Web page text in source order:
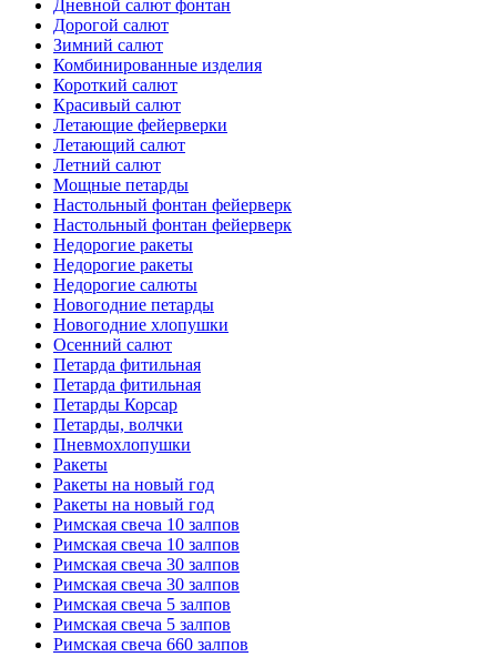
Дневной салют фонтан
Дорогой салют
Зимний салют
Комбинированные изделия
Короткий салют
Красивый салют
Летающие фейерверки
Летающий салют
Летний салют
Мощные петарды
Настольный фонтан фейерверк
Настольный фонтан фейерверк
Недорогие ракеты
Недорогие ракеты
Недорогие салюты
Новогодние петарды
Новогодние хлопушки
Осенний салют
Петарда фитильная
Петарда фитильная
Петарды Корсар
Петарды, волчки
Пневмохлопушки
Ракеты
Ракеты на новый год
Ракеты на новый год
Римская свеча 10 залпов
Римская свеча 10 залпов
Римская свеча 30 залпов
Римская свеча 30 залпов
Римская свеча 5 залпов
Римская свеча 5 залпов
Римская свеча 660 залпов